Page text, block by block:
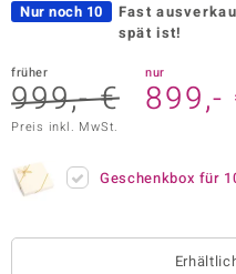
Nur noch 10 Fast
spät ist!
früher
999,- €
nur
899,-
Preis inkl. MwSt.
Geschenkbox für